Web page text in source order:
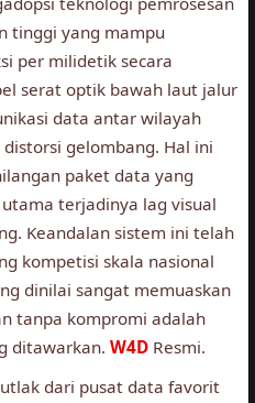
tinggi yang mampu
per milidetik secara
serat optik bawah laut jalur
data antar wilayah
gelombang. Hal ini
paket data yang
terjadinya lag visual
Keandalan sistem ini telah
kompetisi skala nasional
dinilai sangat memuaskan
tanpa kompromi adalah
ditawarkan. W4D Resmi.
dari pusat data favorit